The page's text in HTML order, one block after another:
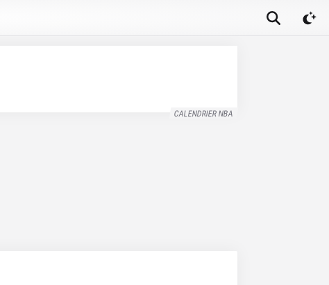
CALENDRIER NBA